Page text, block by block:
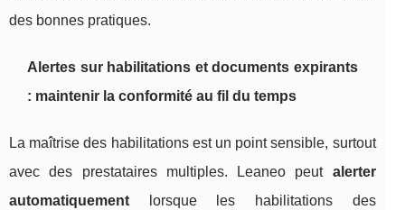
des bonnes pratiques.
Alertes sur habilitations et documents expirants
: maintenir la conformité au fil du temps
La maîtrise des habilitations est un point sensible, surtout
avec des prestataires multiples. Leaneo peut alerter
automatiquement lorsque les habilitations des